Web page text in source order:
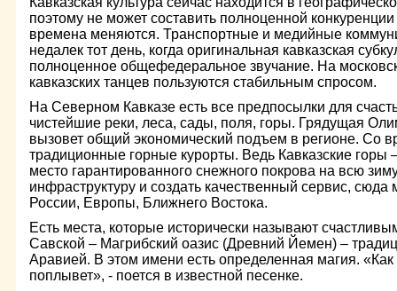
поэтому не может составить полноценной
времена меняются. Транспортные и медийные
недалек тот день, когда оригинальная кавказская
полноценное общефедеральное звучание. На
кавказских танцев пользуются стабильным спросом.
На Северном Кавказе есть все предпосылки для
чистейшие реки, леса, сады, поля, горы. Грядущая
вызовет общий экономический подъем в регионе. Со
традиционные горные курорты. Ведь Кавказские горы
место гарантированного снежного покрова на всю
инфраструктуру и создать качественный сервис, сюда
России, Европы, Ближнего Востока.
Есть места, которые исторически называют
Савской – Магрибский оазис (Древний Йемен) –
Аравией. В этом имени есть определенная магия. «Как
поплывет», - поется в известной песенке.